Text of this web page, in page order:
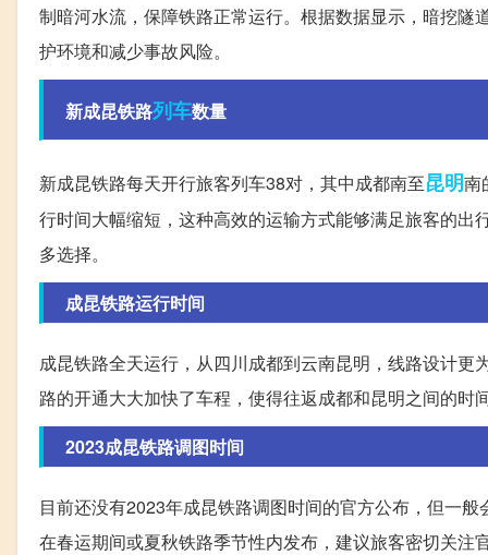
制暗河水流，保障铁路正常运行。根据数据显示，暗挖
护环境和减少事故风险。
新成昆铁路列车数量
新成昆铁路每天开行旅客列车38对，其中成都南至昆明南
行时间大幅缩短，这种高效的运输方式能够满足旅客的
多选择。
成昆铁路运行时间
成昆铁路全天运行，从四川成都到云南昆明，线路设计
路的开通大大加快了车程，使得往返成都和昆明之间的时
2023成昆铁路调图时间
目前还没有2023年成昆铁路调图时间的官方公布，但一
在春运期间或夏秋铁路季节性内发布，建议旅客密切关注